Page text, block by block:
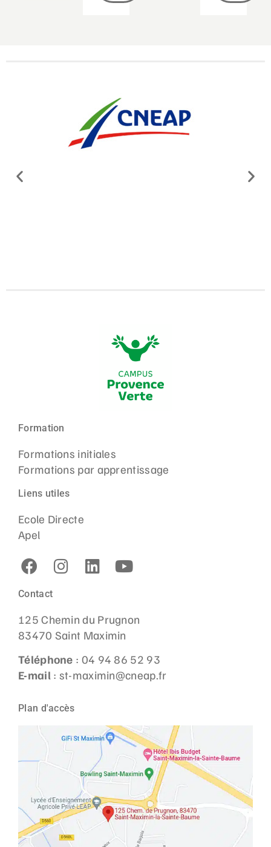
Formation
Formations initiales
Formations par apprentissage
Liens utiles
Ecole Directe
Apel
Contact
125 Chemin du Prugnon
83470 Saint Maximin
Téléphone : 04 94 86 52 93
E-mail : st-maximin@cneap.fr
Plan d'accès